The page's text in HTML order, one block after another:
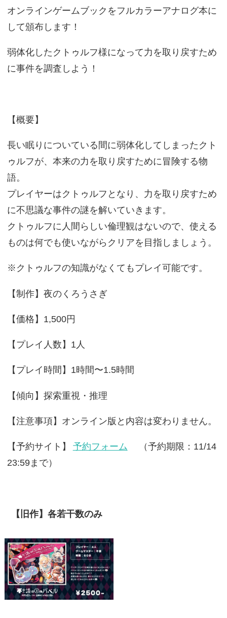
オンラインゲームブックをフルカラーアナログ本に
して頒布します！
弱体化したクトゥルフ様になって力を取り戻すため
に事件を調査しよう！
【概要】
長い眠りについている間に弱体化してしまったクト
ゥルフが、本来の力を取り戻すために冒険する物
語。
プレイヤーはクトゥルフとなり、力を取り戻すため
に不思議な事件の謎を解いていきます。
クトゥルフに人間らしい倫理観はないので、使える
ものは何でも使いながらクリアを目指しましょう。
※クトゥルフの知識がなくてもプレイ可能です。
【制作】夜のくろうさぎ
【価格】1,500円
【プレイ人数】1人
【プレイ時間】1時間〜1.5時間
【傾向】探索重視・推理
【注意事項】オンライン版と内容は変わりません。
【予約サイト】 予約フォーム
（予約期限：11/14
23:59まで）
【旧作】各若干数のみ